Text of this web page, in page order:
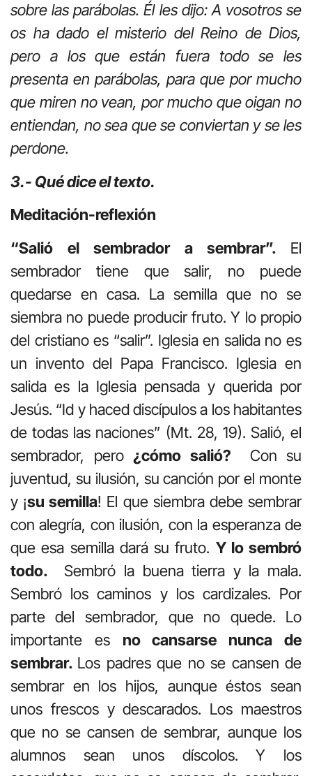
sobre las parábolas. Él les dijo: A vosotros se
os ha dado el misterio del Reino de Dios,
pero a los que están fuera todo se les
presenta en parábolas, para que por mucho
que miren no vean, por mucho que oigan no
entiendan, no sea que se conviertan y se les
perdone.
3.- Qué dice el texto.
Meditación-reflexión
“Salió el sembrador a sembrar”. El
sembrador tiene que salir, no puede
quedarse en casa. La semilla que no se
siembra no puede producir fruto. Y lo propio
del cristiano es “salir”. Iglesia en salida no es
un invento del Papa Francisco. Iglesia en
salida es la Iglesia pensada y querida por
Jesús. “Id y haced discípulos a los habitantes
de todas las naciones” (Mt. 28, 19). Salió, el
sembrador, pero ¿cómo salió? Con su
juventud, su ilusión, su canción por el monte
y ¡su semilla! El que siembra debe sembrar
con alegría, con ilusión, con la esperanza de
que esa semilla dará su fruto. Y lo sembró
todo. Sembró la buena tierra y la mala.
Sembró los caminos y los cardizales. Por
parte del sembrador, que no quede. Lo
importante es no cansarse nunca de
sembrar. Los padres que no se cansen de
sembrar en los hijos, aunque éstos sean
unos frescos y descarados. Los maestros
que no se cansen de sembrar, aunque los
alumnos sean unos díscolos. Y los